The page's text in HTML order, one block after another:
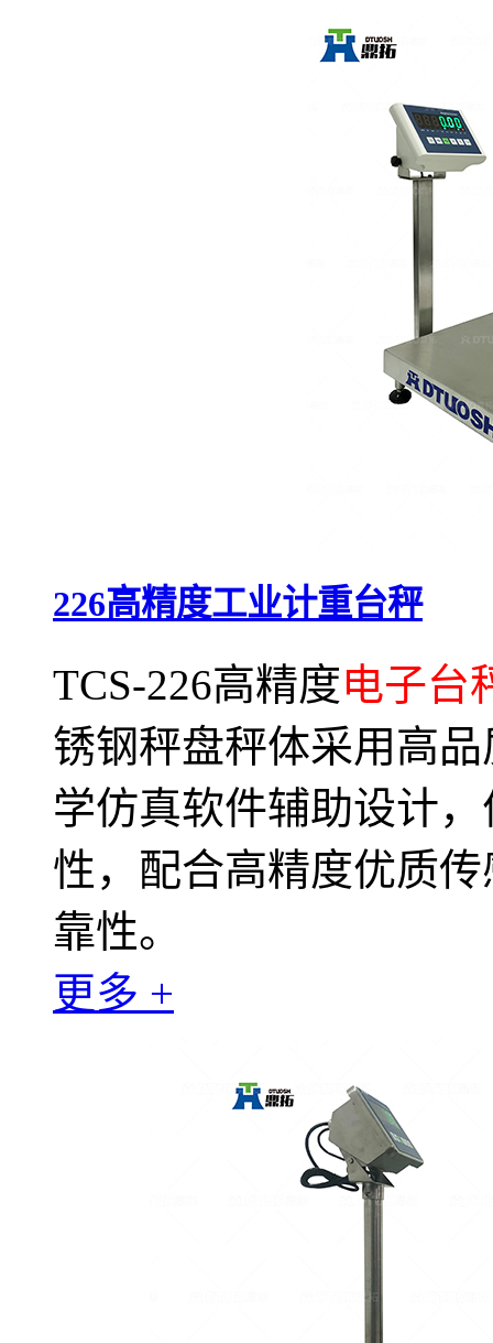
226高精度工业计重台秤
TCS-226高精度电子台
锈钢秤盘秤体采用高
学仿真软件辅助设计
性，配合高精度优质
靠性。
更多 +